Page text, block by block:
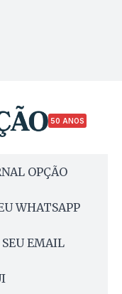
50 ANOS
OPÇÃO
WHATSAPP
EMAIL